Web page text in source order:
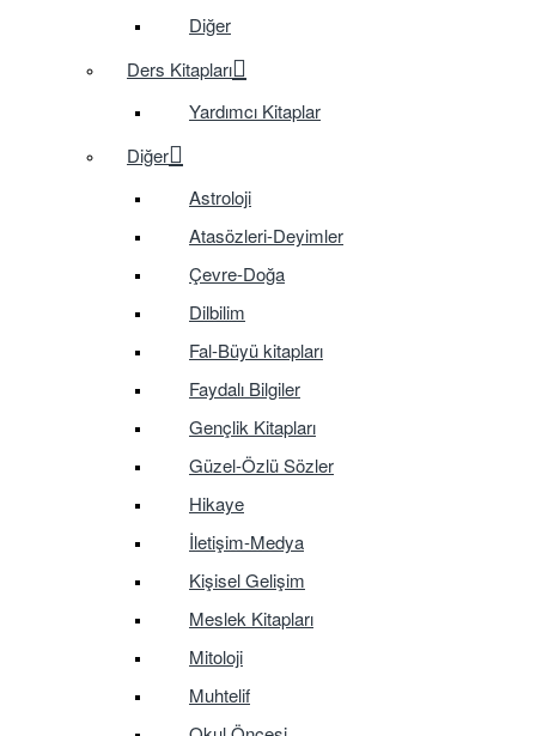
Diğer
Ders Kitapları
Yardımcı Kitaplar
Diğer
Astroloji
Atasözleri-Deyimler
Çevre-Doğa
Dilbilim
Fal-Büyü kitapları
Faydalı Bilgiler
Gençlik Kitapları
Güzel-Özlü Sözler
Hikaye
İletişim-Medya
Kişisel Gelişim
Meslek Kitapları
Mitoloji
Muhtelif